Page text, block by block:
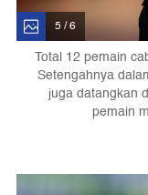
5 / 6
Total 12 pemain
Setengahnya
juga datangkan
pemain